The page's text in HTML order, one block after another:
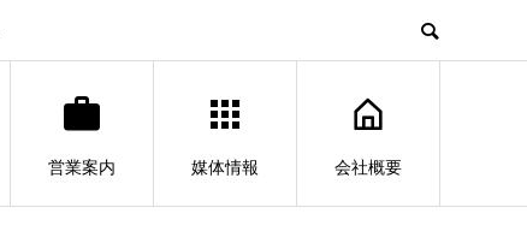
営業案内 媒体情報 会社概要